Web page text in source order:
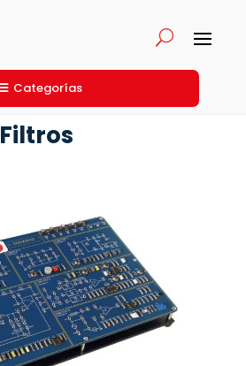
Categorías